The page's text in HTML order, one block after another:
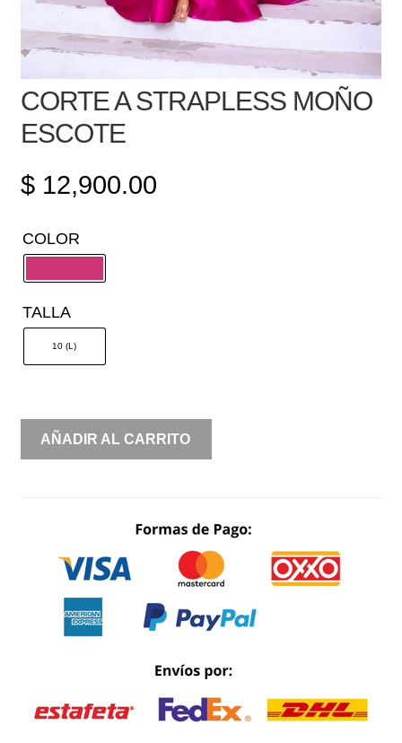
CORTE A STRAPLESS MOÑO
ESCOTE
$12,900.00
COLOR
TALLA
10 (L)
CORTE
A
CANTIDAD
AÑADIR AL CARRITO